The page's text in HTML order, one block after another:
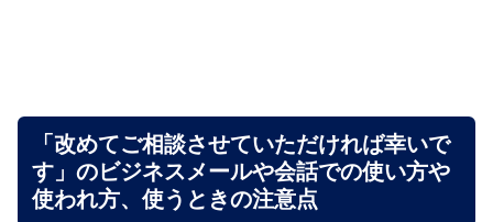
「改めてご相談させていただければ幸いで
す」のビジネスメールや会話での使い方や
使われ方、使うときの注意点